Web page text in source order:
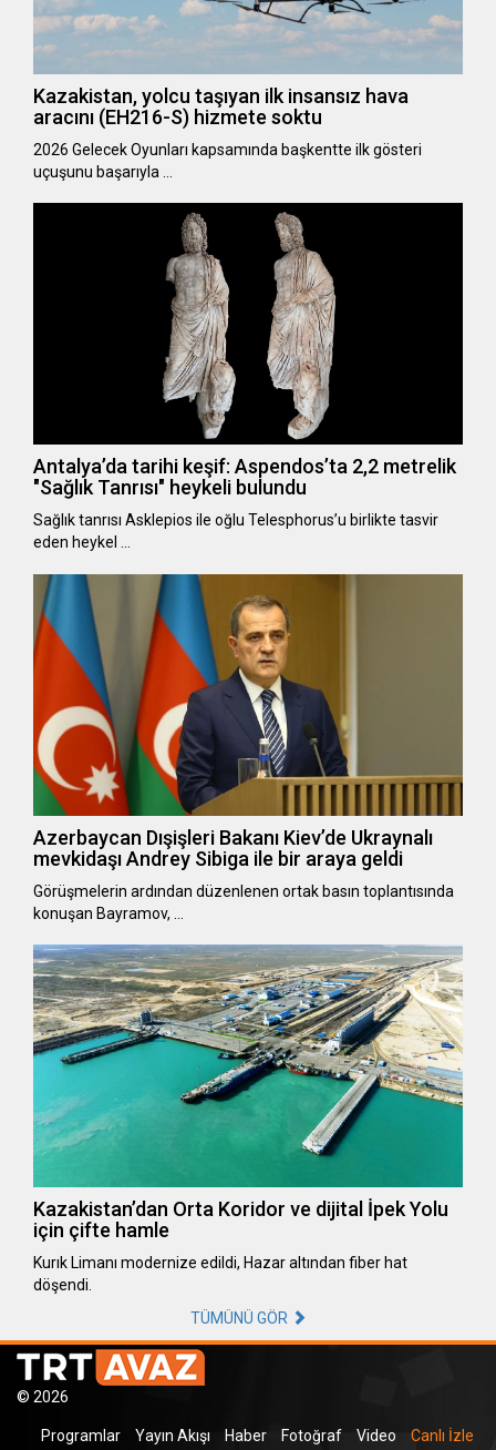
Kazakistan, yolcu taşıyan ilk insansız hava
aracını (EH216-S) hizmete soktu
2026 Gelecek Oyunları kapsamında başkentte ilk gösteri
uçuşunu başarıyla …
Antalya’da tarihi keşif: Aspendos’ta 2,2 metrelik
"Sağlık Tanrısı" heykeli bulundu
Sağlık tanrısı Asklepios ile oğlu Telesphorus’u birlikte tasvir
eden heykel …
Azerbaycan Dışişleri Bakanı Kiev’de Ukraynalı
mevkidaşı Andrey Sibiga ile bir araya geldi
Görüşmelerin ardından düzenlenen ortak basın toplantısında
konuşan Bayramov, …
Kazakistan’dan Orta Koridor ve dijital İpek Yolu
için çifte hamle
Kurık Limanı modernize edildi, Hazar altından fiber hat
döşendi.
TÜMÜNÜ GÖR
© 2026
Programlar Yayın Akışı Haber Fotoğraf Video Canlı İzle